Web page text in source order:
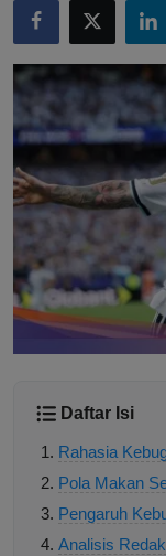
Daftar Isi
Rahasia
Pola Makan
Pengaruh
Analisis